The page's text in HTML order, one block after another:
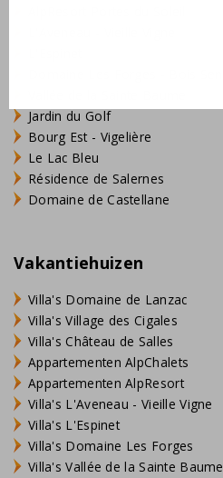
Jardin du Golf
Bourg Est - Vigelière
Le Lac Bleu
Résidence de Salernes
Domaine de Castellane
Vakantiehuizen
Villa's Domaine de Lanzac
Villa's Village des Cigales
Villa's Château de Salles
Appartementen AlpChalets
Appartementen AlpResort
Villa's L'Aveneau - Vieille Vigne
Villa's L'Espinet
Villa's Domaine Les Forges
Villa's Vallée de la Sainte Baume